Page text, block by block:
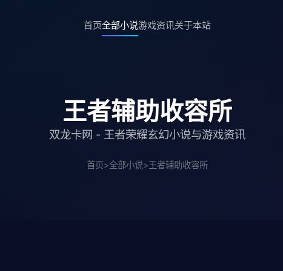
首页全部小说游戏资讯关于本站
王者辅助收容所
双龙卡网 - 王者荣耀玄幻小说与游戏资讯
首页>全部小说>王者辅助收容所